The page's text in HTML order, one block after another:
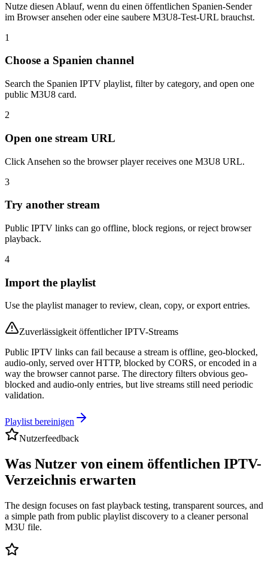
Nutze diesen Ablauf, wenn du einen öffentlichen Spanien-Sender
im Browser ansehen oder eine saubere M3U8-Test-URL brauchst.
1
Choose a Spanien channel
Search the Spanien IPTV playlist, filter by category, and open one
public M3U8 card.
2
Open one stream URL
Click Ansehen so the browser player receives one M3U8 URL.
3
Try another stream
Public IPTV links can go offline, block regions, or reject browser
playback.
4
Import the playlist
Use the playlist manager to review, clean, copy, or export entries.
Zuverlässigkeit öffentlicher IPTV-Streams
Public IPTV links can fail because a stream is offline, geo-blocked,
audio-only, served over HTTP, blocked by CORS, or encoded in a
way the browser cannot parse. The directory filters obvious geo-
blocked and audio-only entries, but live streams still need periodic
validation.
Playlist bereinigen
Nutzerfeedback
Was Nutzer von einem öffentlichen IPTV-
Verzeichnis erwarten
The design focuses on fast playback testing, transparent sources, and
a simple path from public playlist discovery to a cleaner personal
M3U file.